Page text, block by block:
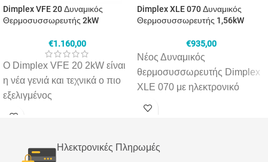
Dimplex VFE 20 Δυναμικός
Θερμοσυσσωρευτής 2kW
€1.160,00
Ο Dimplex VFE 20 2kW είναι
η νέα γενιά και τεχνικά ο πιο
εξελιγμένος
τεχνητής νοημοσύνης,
Dimplex XLE 070 Δυναμικός
Θερμοσυσσωρευτής 1,56kW
€935,00
Νέος Δυναμικός
θερμοσυσσωρευτής Dimplex
XLE 070 με ηλεκτρονικό
συσκευές του είδους. Η
Ηλεκτρονικές Πληρωμές